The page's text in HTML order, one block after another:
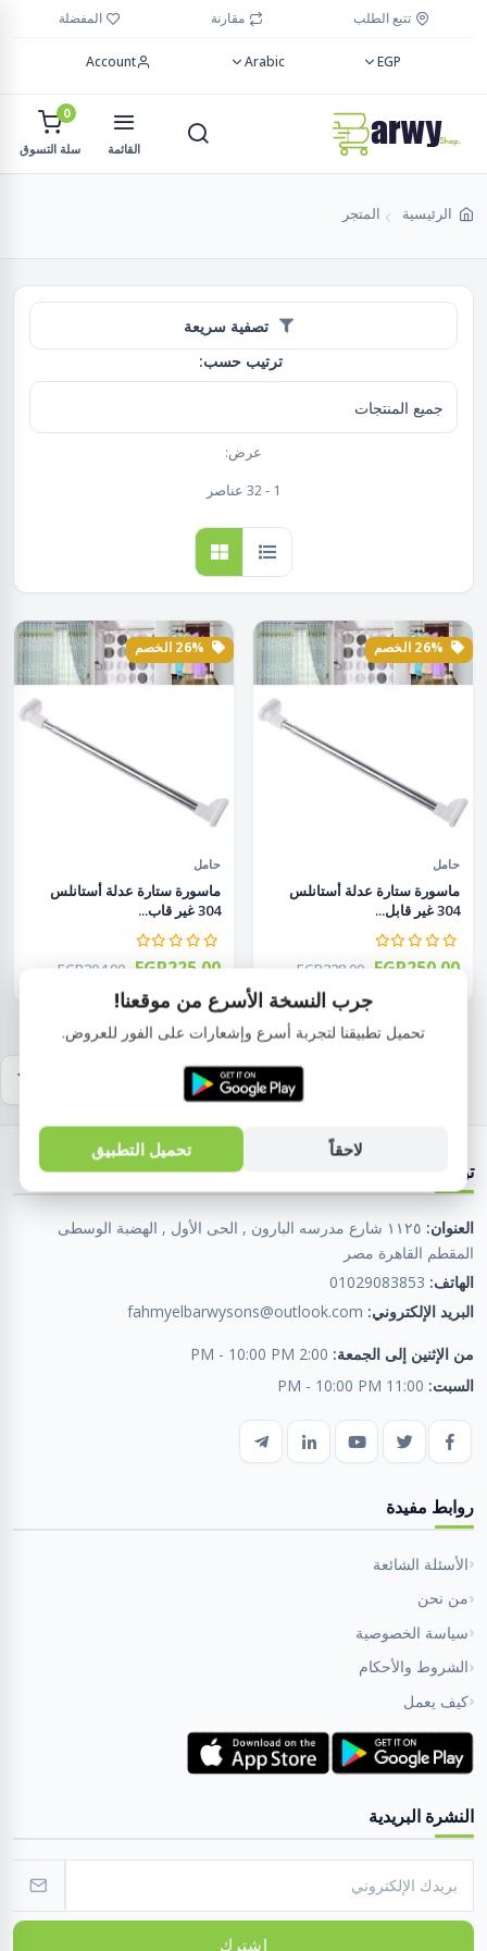
تتبع الطلب مقارنة المفضلة
EGP
Arabic
Account
القائمة
0
سلة التسوق
الرئيسية المتجر
تصفية سريعة
ترتيب حسب:
عرض:
1 - 32 عناصر
حامل
ماسورة ستارة عدلة أستانلس
304 غير قابل...
EGP338.00 EGP250.00
حامل
ماسورة ستارة عدلة أستانلس
304 غير قاب...
EGP304.00 EGP225.00
تواصل معنا
العنوان:
١١٢٥ شارع مدرسه البارون , الحى الأول , الهضبة الوسطى
المقطم القاهرة مصر
الهاتف: 01029083853
البريد الإلكتروني: fahmyelbarwysons@outlook.com
من الإثنين إلى الجمعة: 2:00 PM - 10:00 PM
السبت: 11:00 PM - 10:00 PM
روابط مفيدة
الأسئلة الشائعة
من نحن
سياسة الخصوصية
الشروط والأحكام
كيف يعمل
النشرة البريدية
اشترك
جرب النسخة الأسرع من موقعنا!
تحميل تطبيقنا لتجربة أسرع وإشعارات على الفور للعروض.
لاحقاً تحميل التطبيق